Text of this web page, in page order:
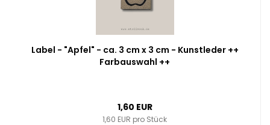
Label - "Apfel" - ca. 3 cm x 3 cm - Kunstleder ++
Farbauswahl ++
1,60 EUR
1,60 EUR pro Stück